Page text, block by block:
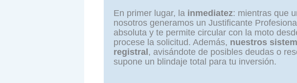
En primer lugar, la inmediatez: mientras que
nosotros generamos un Justificante
absoluta y te permite circular con la moto
procese la solicitud. Además, nuestros
registral , avisándote de posibles deudas o
supone un blindaje total para tu inversión.